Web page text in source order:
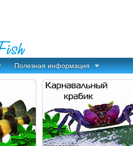
Полезная информация